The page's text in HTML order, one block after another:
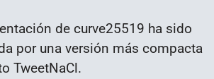
de curve25519 ha sido
por una versión más compacta
TweetNaCl.